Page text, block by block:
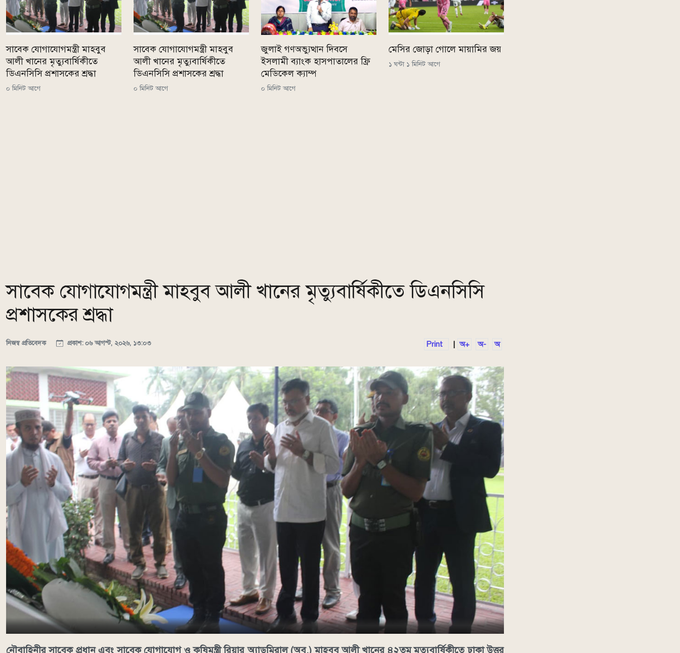
সাবেক যোগাযোগমন্ত্রী মাহবুব
আলী খানের মৃত্যুবার্ষিকীতে
ডিএনসিসি প্রশাসকের শ্রদ্ধা
০ মিনিট আগে
সাবেক যোগাযোগমন্ত্রী মাহবুব
আলী খানের মৃত্যুবার্ষিকীতে
ডিএনসিসি প্রশাসকের শ্রদ্ধা
০ মিনিট আগে
জুলাই গণঅভ্যুত্থান দিবসে
ইসলামী ব্যাংক হাসপাতালের ফ্রি
মেডিকেল ক্যাম্প
০ মিনিট আগে
মেসির জোড়া গোলে মায়ামির জয়
১ ঘন্টা ১ মিনিট আগে
সাবেক যোগাযোগমন্ত্রী মাহবুব আলী খানের মৃত্যুবার্ষিকীতে ডিএনসিসি
প্রশাসকের শ্রদ্ধা
নিজস্ব প্রতিবেদক প্রকাশ: ০৬ আগস্ট, ২০২৬, ১৩:০৩ Print | অ+ অ- অ
নৌবাহিনীর সাবেক প্রধান এবং সাবেক যোগাযোগ ও কৃষিমন্ত্রী রিয়ার অ্যাডমিরাল (অব.) মাহবুব আলী খানের ৪২তম মৃত্যুবার্ষিকীতে ঢাকা উত্তর